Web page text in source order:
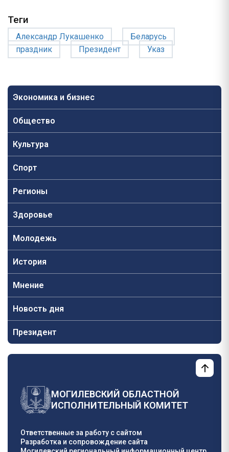
Экономика и бизнес
Общество
Культура
Спорт
Регионы
Здоровье
Молодежь
История
Мнение
Новость дня
Президент
Теги
Александр Лукашенко
Беларусь
праздник
Президент Указ
МОГИЛЕВСКИЙ ОБЛАСТНОЙ
ИСПОЛНИТЕЛЬНЫЙ КОМИТЕТ
Ответственные за работу с сайтом
Разработка и сопровождение сайта